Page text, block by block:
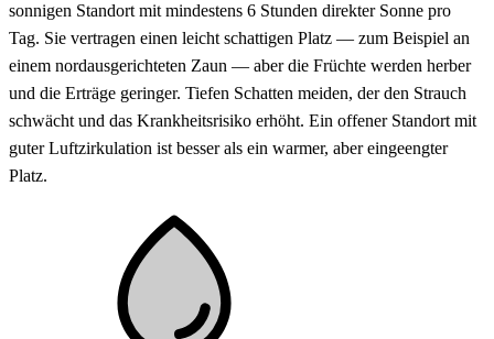
sonnigen Standort mit mindestens 6 Stunden direkter Sonne pro
Tag. Sie vertragen einen leicht schattigen Platz — zum Beispiel an
einem nordausgerichteten Zaun — aber die Früchte werden herber
und die Erträge geringer. Tiefen Schatten meiden, der den Strauch
schwächt und das Krankheitsrisiko erhöht. Ein offener Standort mit
guter Luftzirkulation ist besser als ein warmer, aber eingeengter
Platz.